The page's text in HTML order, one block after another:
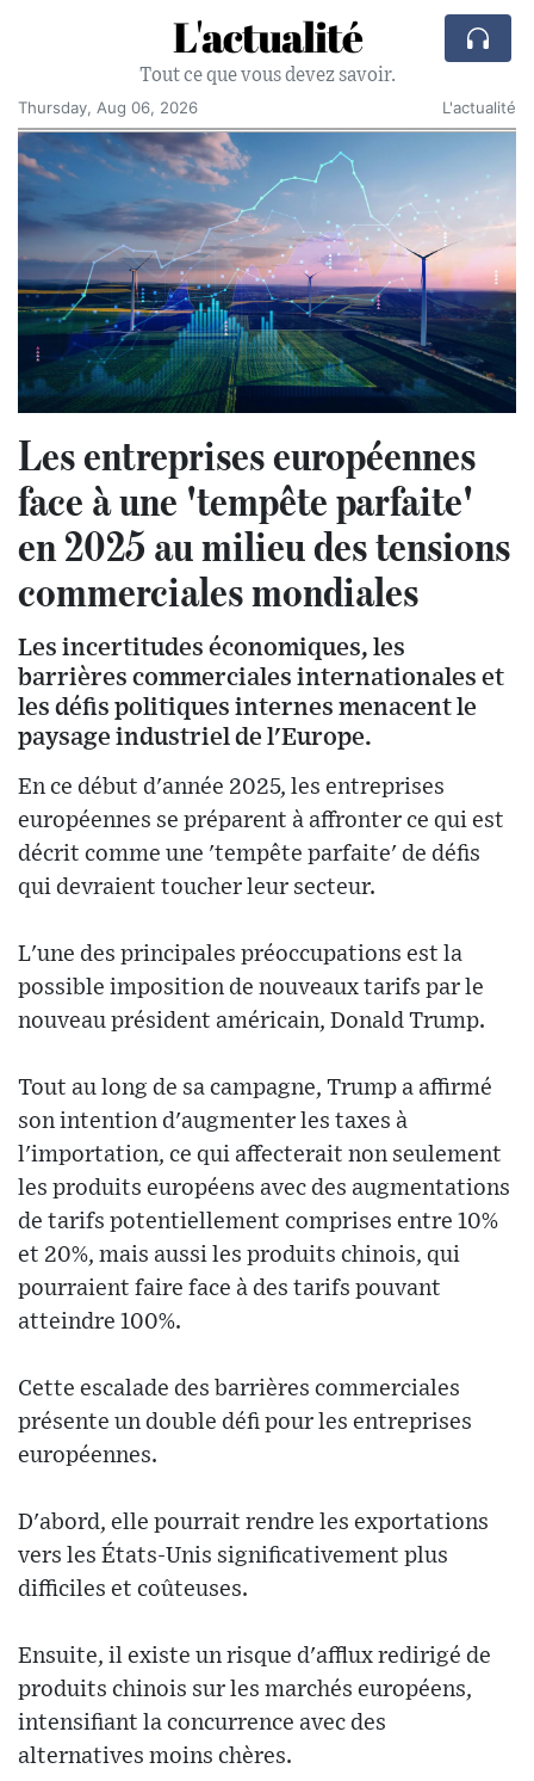
L'actualité
Tout ce que vous devez savoir.
Thursday, Aug 06, 2026
L'actualité
Les entreprises européennes
face à une 'tempête parfaite'
en 2025 au milieu des tensions
commerciales mondiales
Les incertitudes économiques, les
barrières commerciales internationales et
les défis politiques internes menacent le
paysage industriel de l'Europe.
En ce début d'année 2025, les entreprises
européennes se préparent à affronter ce qui est
décrit comme une 'tempête parfaite' de défis
qui devraient toucher leur secteur.
L'une des principales préoccupations est la
possible imposition de nouveaux tarifs par le
nouveau président américain, Donald Trump.
Tout au long de sa campagne, Trump a affirmé
son intention d'augmenter les taxes à
l'importation, ce qui affecterait non seulement
les produits européens avec des augmentations
de tarifs potentiellement comprises entre 10%
et 20%, mais aussi les produits chinois, qui
pourraient faire face à des tarifs pouvant
atteindre 100%.
Cette escalade des barrières commerciales
présente un double défi pour les entreprises
européennes.
D'abord, elle pourrait rendre les exportations
vers les États-Unis significativement plus
difficiles et coûteuses.
Ensuite, il existe un risque d'afflux redirigé de
produits chinois sur les marchés européens,
intensifiant la concurrence avec des
alternatives moins chères.